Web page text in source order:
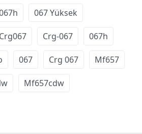
067 Yüksek
Crg067 Crg-067 067h
067 Crg 067 Mf657
Mf657cdw